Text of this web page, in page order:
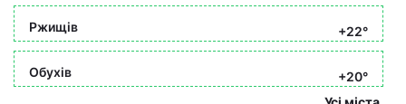
Ржищів +22°
Обухів
+20°